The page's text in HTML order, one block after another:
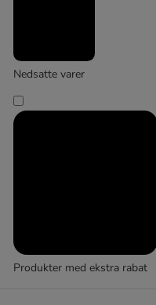
Nedsatte varer
Produkter med ekstra rabat